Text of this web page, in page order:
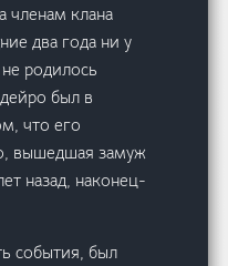
членам клана
два года ни у
родилось
был в
что его
вышедшая замуж
назад, наконец-
события, был